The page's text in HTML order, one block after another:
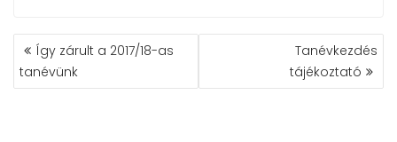
BEJEGYZÉS
NAVIGÁCIÓ
Így zárult a 2017/18-as
tanévünk
Tanévkezdés
tájékoztató